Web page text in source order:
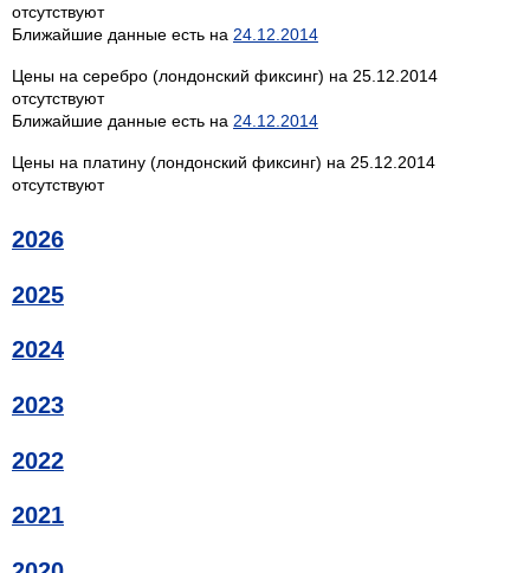
отсутствуют
Ближайшие данные есть на 24.12.2014
Цены на серебро (лондонский фиксинг) на 25.12.2014
отсутствуют
Ближайшие данные есть на 24.12.2014
Цены на платину (лондонский фиксинг) на 25.12.2014
отсутствуют
2026
2025
2024
2023
2022
2021